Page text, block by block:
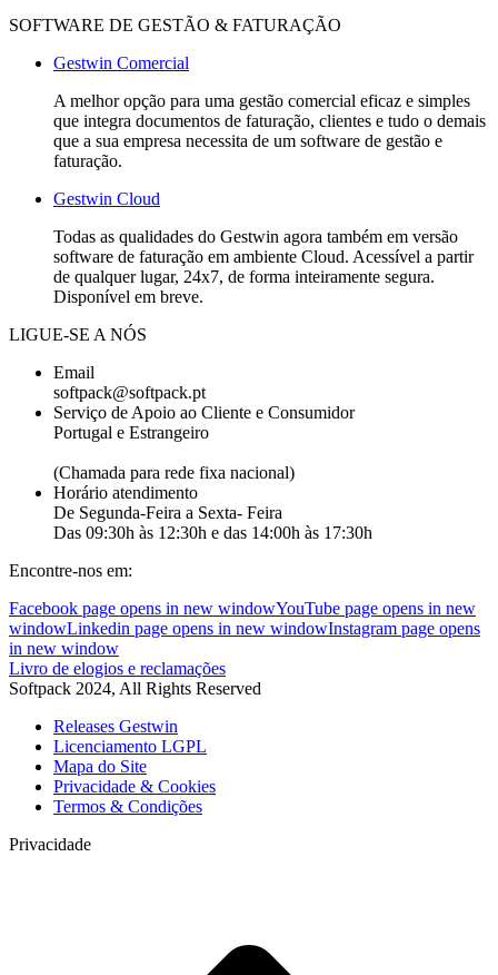
SOFTWARE DE GESTÃO & FATURAÇÃO
Gestwin Comercial
A melhor opção para uma gestão comercial eficaz e simples
que integra documentos de faturação, clientes e tudo o demais
que a sua empresa necessita de um software de gestão e
faturação.
Gestwin Cloud
Todas as qualidades do Gestwin agora também em versão
software de faturação em ambiente Cloud. Acessível a partir
de qualquer lugar, 24x7, de forma inteiramente segura.
Disponível em breve.
LIGUE-SE A NÓS
Email
softpack@softpack.pt
Serviço de Apoio ao Cliente e Consumidor
Portugal e Estrangeiro
(Chamada para rede fixa nacional)
Horário atendimento
De Segunda-Feira a Sexta- Feira
Das 09:30h às 12:30h e das 14:00h às 17:30h
Encontre-nos em:
Facebook page opens in new windowYouTube page opens in new
windowLinkedin page opens in new windowInstagram page opens
in new window
Livro de elogios e reclamações
Softpack 2024, All Rights Reserved
Releases Gestwin
Licenciamento LGPL
Mapa do Site
Privacidade & Cookies
Termos & Condições
Privacidade